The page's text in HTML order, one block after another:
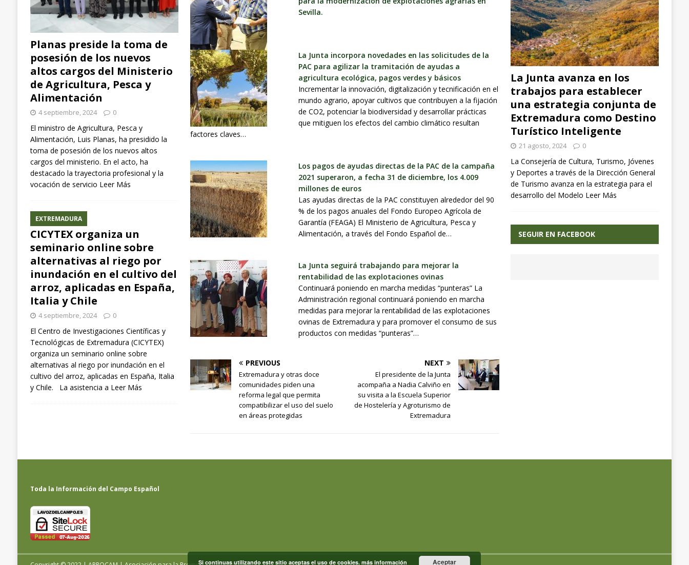
Sevilla.
La Junta incorpora novedades en las solicitudes de la
PAC para agilizar la tramitación de ayudas a
agricultura ecológica, pagos verdes y básicos
Incrementar la innovación, digitalización y tecnificación en el
mundo agrario, apoyar cultivos que contribuyen a la fijación
de CO2, potenciar la biodiversidad y desarrollar prácticas
que mitiguen los efectos del cambio climático resultan
factores claves…
Los pagos de ayudas directas de la PAC de la campaña
2021 superaron, a fecha 31 de diciembre, los 4.009
millones de euros
Las ayudas directas de la PAC constituyen alrededor del 90
% de los pagos anuales del Fondo Europeo Agrícola de
Garantía (FEAGA) El Ministerio de Agricultura, Pesca y
Alimentación, a través del Fondo Español de…
La Junta seguirá trabajando para mejorar la
rentabilidad de las explotaciones ovinas
Continuará poniendo en marcha medidas “punteras” La
Administración regional continuará poniendo en marcha
medidas para mejorar la rentabilidad de las explotaciones
ovinas de Extremadura y para promover el consumo de sus
productos con medidas “punteras”…
PREVIOUS
Extremadura y otras doce
comunidades piden una
reforma legal que permita
compatibilizar el uso del suelo
en áreas protegidas
NEXT
El presidente de la Junta
acompaña a Nadia Calviño en
su visita a la Escuela Superior
de Hostelería y Agroturismo de
Extremadura
Planas preside la toma de
posesión de los nuevos
altos cargos del Ministerio
de Agricultura, Pesca y
Alimentación
4 septiembre, 2024 0
El ministro de Agricultura, Pesca y
Alimentación, Luis Planas, ha presidido la
toma de posesión de los nuevos altos
cargos del ministerio. En el acto, ha
destacado la trayectoria profesional y la
vocación de servicio Leer Más
EXTREMADURA
CICYTEX organiza un
seminario online sobre
alternativas al riego por
inundación en el cultivo del
arroz, aplicadas en España,
Italia y Chile
4 septiembre, 2024 0
El Centro de Investigaciones Científicas y
Tecnológicas de Extremadura (CICYTEX)
organiza un seminario online sobre
alternativas al riego por inundación en el
cultivo del arroz, aplicadas en España, Italia
y Chile. La asistencia a Leer Más
La Junta avanza en los
trabajos para establecer
una estrategia conjunta de
Extremadura como Destino
Turístico Inteligente
21 agosto, 2024 0
La Consejería de Cultura, Turismo, Jóvenes
y Deportes a través de la Dirección General
de Turismo avanza en la estrategia para el
desarrollo del Modelo Leer Más
SEGUIR EN FACEBOOK
Toda la Información del Campo Español
Si continuas utilizando este sitio aceptas el uso de cookies. más información Aceptar